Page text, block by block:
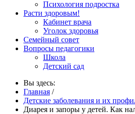
Психология подростка
Расти здоровым!
Кабинет врача
Уголок здоровья
Семейный совет
Вопросы педагогики
Школа
Детский сад
Вы здесь:
Главная /
Детские заболевания и их
Диарея и запоры у детей. Как